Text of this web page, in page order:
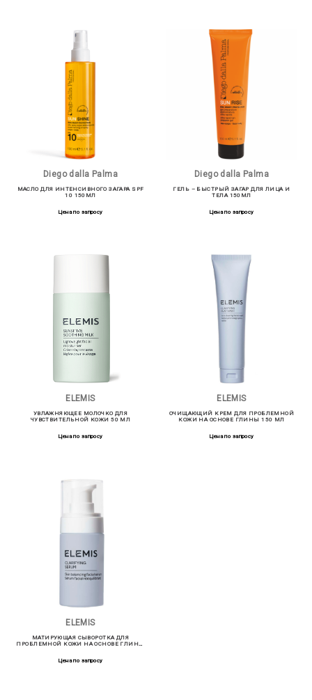
Diego dalla Palma
МАСЛО ДЛЯ ИНТЕНСИВНОГО ЗАГАРА SPF
10 150МЛ
Цена по запросу
Diego dalla Palma
ГЕЛЬ – БЫСТРЫЙ ЗАГАР ДЛЯ ЛИЦА И
ТЕЛА 150МЛ
Цена по запросу
ELEMIS
УВЛАЖНЯЮЩЕЕ МОЛОЧКО ДЛЯ
ЧУВСТВИТЕЛЬНОЙ КОЖИ 50 МЛ
Цена по запросу
ELEMIS
ОЧИЩАЮЩИЙ КРЕМ ДЛЯ ПРОБЛЕМНОЙ
КОЖИ НА ОСНОВЕ ГЛИНЫ 150 МЛ
Цена по запросу
ELEMIS
МАТИРУЮЩАЯ СЫВОРОТКА ДЛЯ
ПРОБЛЕМНОЙ КОЖИ НА ОСНОВЕ ГЛИНЫ
Цена по запросу